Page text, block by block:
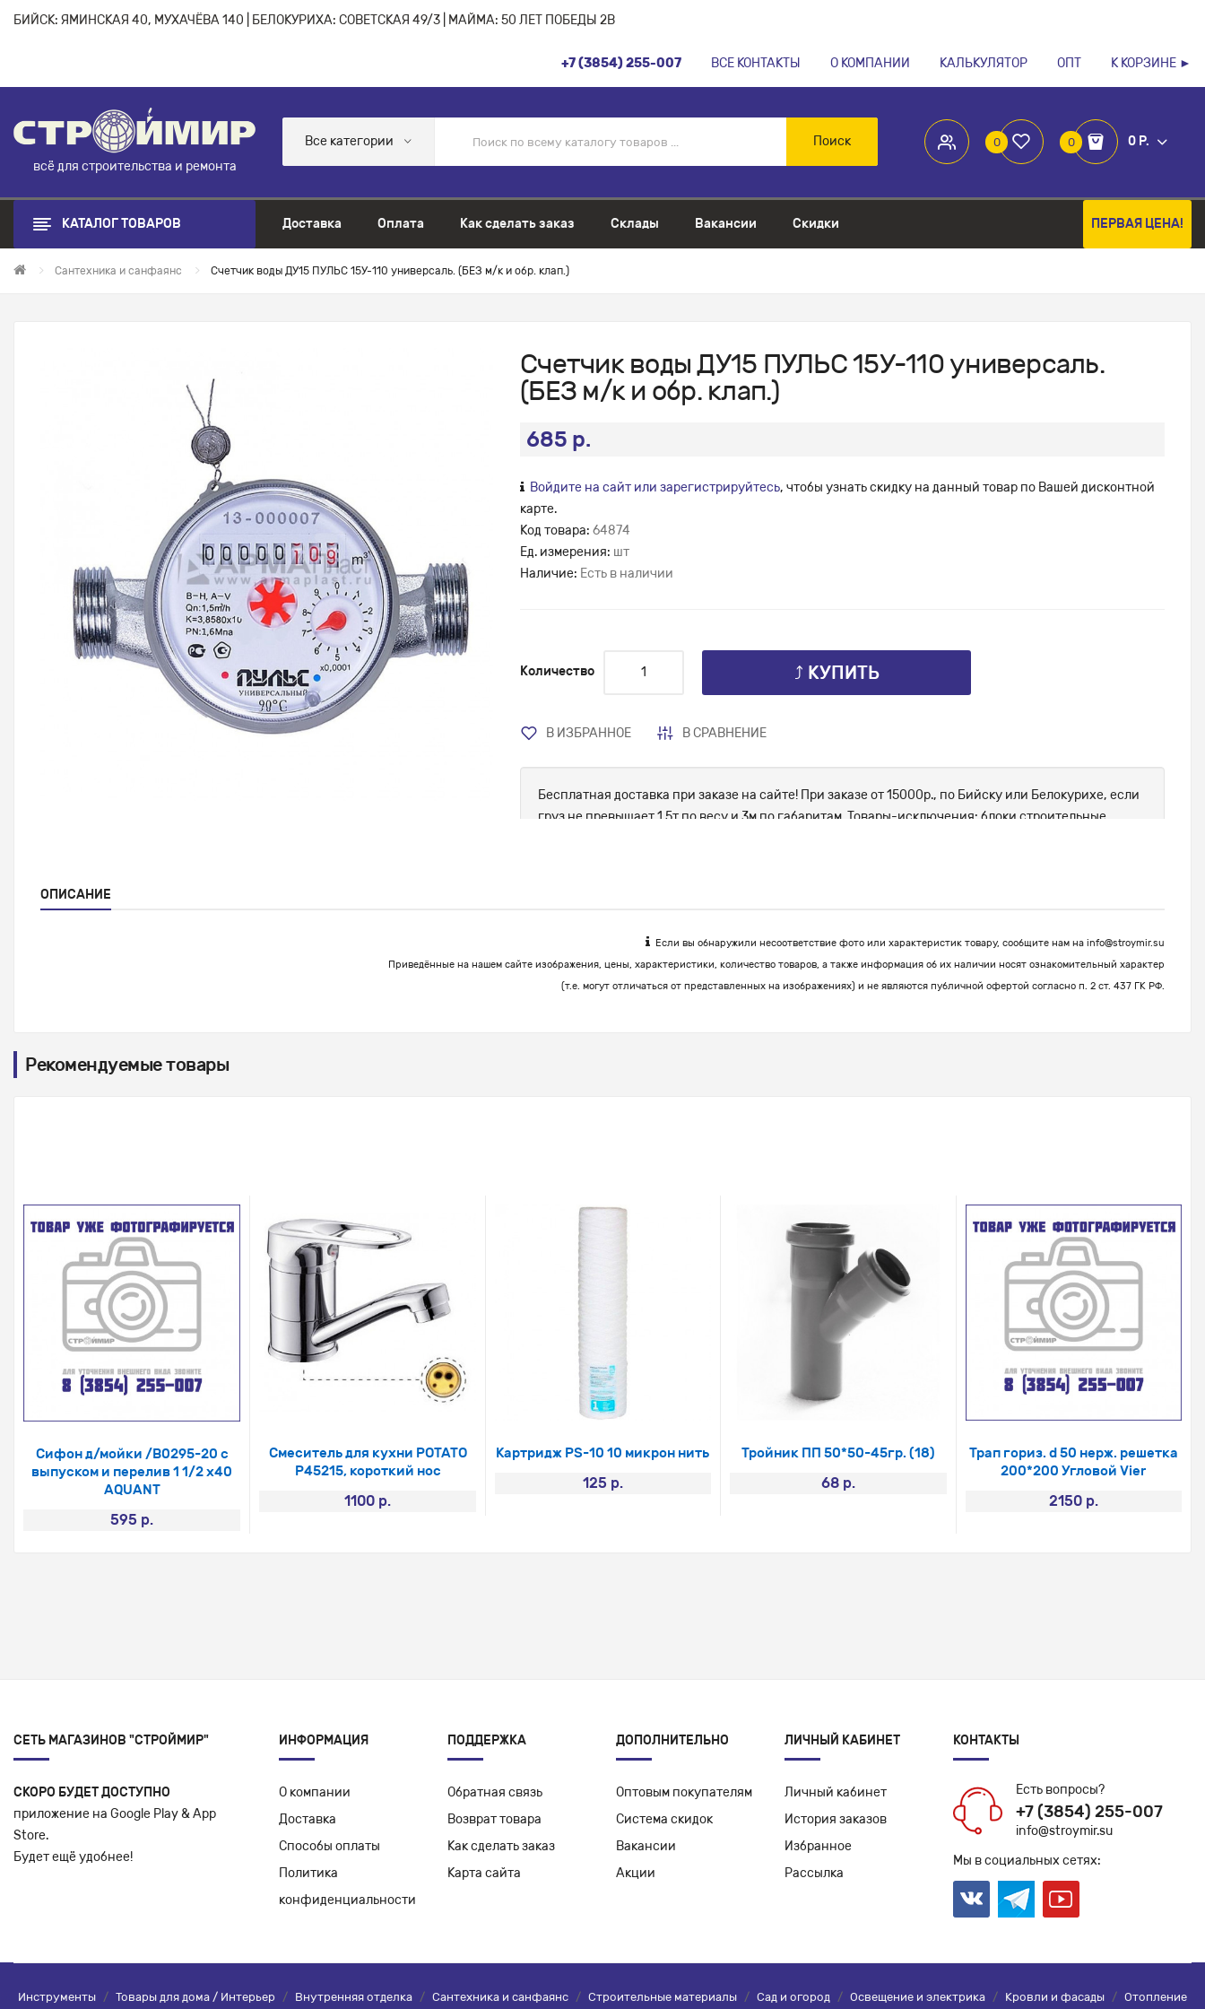
БИЙСК: ЯМИНСКАЯ 40, МУХАЧЁВА 140 | БЕЛОКУРИХА: СОВЕТСКАЯ 49/3 | МАЙМА: 50 ЛЕТ ПОБЕДЫ 2В
+7 (3854) 255-007 ВСЕ КОНТАКТЫ О КОМПАНИИ КАЛЬКУЛЯТОР ОПТ К КОРЗИНЕ ►
всё для строительства и ремонта
0 0 0 Р.
Все категории Поиск
КАТАЛОГ ТОВАРОВ Доставка Оплата Как сделать заказ Склады Вакансии Скидки ПЕРВАЯ ЦЕНА!
Сантехника и санфаянс Счетчик воды ДУ15 ПУЛЬС 15У-110 универсаль. (БЕЗ м/к и обр. клап.)
Счетчик воды ДУ15 ПУЛЬС 15У-110 универсаль.
(БЕЗ м/к и обр. клап.)
685 р.
Войдите на сайт или зарегистрируйтесь, чтобы узнать скидку на данный товар по Вашей дисконтной
карте.
Код товара: 64874
Ед. измерения: шт
Наличие: Есть в наличии
Количество ⤴ КУПИТЬ
В ИЗБРАННОЕ В СРАВНЕНИЕ
Бесплатная доставка при заказе на сайте! При заказе от 15000р., по Бийску или Белокурихе, если
груз не превышает 1.5т по весу и 3м по габаритам. Товары-исключения: блоки строительные,
ОПИСАНИЕ
Если вы обнаружили несоответствие фото или характеристик товару, сообщите нам на info@stroymir.su
Приведённые на нашем сайте изображения, цены, характеристики, количество товаров, а также информация об их наличии носят ознакомительный характер
(т.е. могут отличаться от представленных на изображениях) и не являются публичной офертой согласно п. 2 ст. 437 ГК РФ.
Рекомендуемые товары
Сифон д/мойки /В0295-20 с
выпуском и перелив 1 1/2 х40
AQUANT
595 р.
Смеситель для кухни РОТАТО
Р45215, короткий нос
1100 р.
Картридж PS-10 10 микрон нить
125 р.
Тройник ПП 50*50-45гр. (18)
68 р.
Трап гориз. d 50 нерж. решетка
200*200 Угловой Vier
2150 р.
СЕТЬ МАГАЗИНОВ "СТРОЙМИР"
СКОРО БУДЕТ ДОСТУПНО
приложение на Google Play & App
Store.
Будет ещё удобнее!
ИНФОРМАЦИЯ
О компании
Доставка
Способы оплаты
Политика
конфиденциальности
ПОДДЕРЖКА
Обратная связь
Возврат товара
Как сделать заказ
Карта сайта
ДОПОЛНИТЕЛЬНО
Оптовым покупателям
Система скидок
Вакансии
Акции
ЛИЧНЫЙ КАБИНЕТ
Личный кабинет
История заказов
Избранное
Рассылка
КОНТАКТЫ
Есть вопросы?
+7 (3854) 255-007
info@stroymir.su
Мы в социальных сетях:
Инструменты / Товары для дома / Интерьер / Внутренняя отделка / Сантехника и санфаянс / Строительные материалы / Сад и огород / Освещение и электрика / Кровли и фасады / Отопление